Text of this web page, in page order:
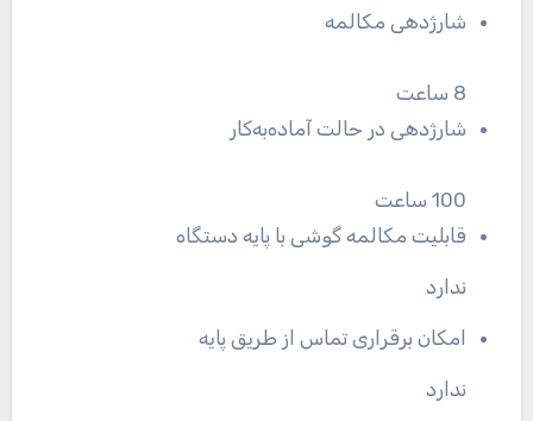
شارژدهی مکالمه
8 ساعت
شارژدهی در حالت آماده‌به‌کار
100 ساعت
قابلیت مکالمه گوشی با پایه دستگاه
ندارد
امکان برقراری تماس از طریق پایه
ندارد